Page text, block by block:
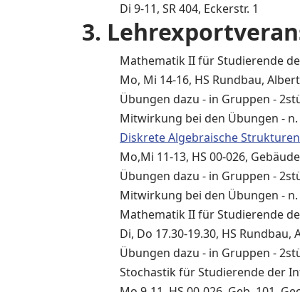
Di 9-11, SR 404, Eckerstr. 1
3.
Mathematik II für Studierende
Mo, Mi 14-16, HS Rundbau,
Übungen dazu - in Gruppen -
Mitwirkung bei den Übungen - n.
Diskrete Algebraische Strukturen
Mo,Mi 11-13, HS 00-026,
Übungen dazu - in Gruppen -
Mitwirkung bei den Übungen - n.
Mathematik II für Studierende
Di, Do 17.30-19.30, HS Rundbau,
Übungen dazu - in Gruppen -
Stochastik für Studierende der